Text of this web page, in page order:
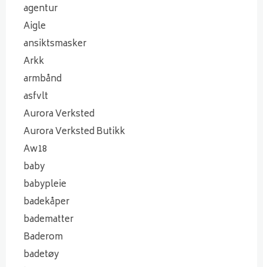
agentur
Aigle
ansiktsmasker
Arkk
armbånd
asfvlt
Aurora Verksted
Aurora Verksted Butikk
Aw18
baby
babypleie
badekåper
badematter
Baderom
badetøy